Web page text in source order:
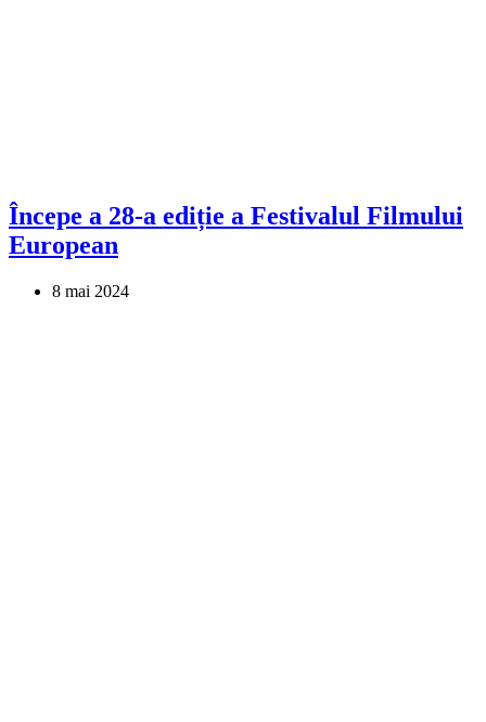
Începe a 28-a ediție a Festivalul Filmului
European
8 mai 2024